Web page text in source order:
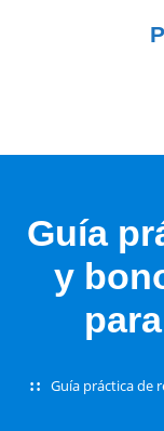
Guía
y
Guía práctica de